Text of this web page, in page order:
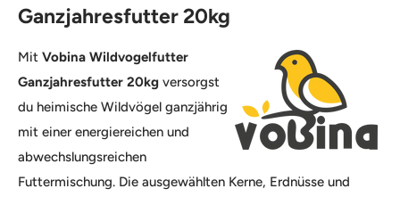
Ganzjahresfutter 20kg
Mit Vobina Wildvogelfutter
Ganzjahresfutter 20kg versorgst
du heimische Wildvögel ganzjährig
mit einer energiereichen und
abwechslungsreichen
Futtermischung. Die ausgewählten Kerne, Erdnüsse und